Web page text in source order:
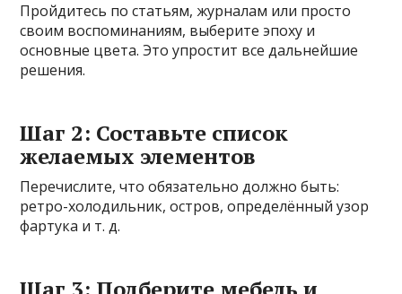
Пройдитесь по статьям, журналам или просто
своим воспоминаниям, выберите эпоху и
основные цвета. Это упростит все дальнейшие
решения.
Шаг 2: Составьте список
желаемых элементов
Перечислите, что обязательно должно быть:
ретро-холодильник, остров, определённый узор
фартука и т. д.